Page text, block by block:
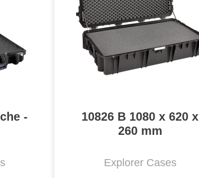
-
10826 B 1080 x 620 x
260 mm
Explorer Cases